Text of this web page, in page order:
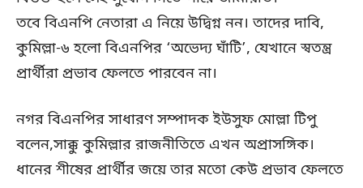
তবে বিএনপি নেতারা এ নিয়ে উদ্বিগ্ন নন। তাদের দাবি,
কুমিল্লা-৬ হলো বিএনপির ‘অভেদ্য ঘাঁটি’, যেখানে স্বতন্ত্র
প্রার্থীরা প্রভাব ফেলতে পারবেন না।
নগর বিএনপির সাধারণ সম্পাদক ইউসুফ মোল্লা টিপু
বলেন,সাক্কু কুমিল্লার রাজনীতিতে এখন অপ্রাসঙ্গিক।
ধানের শীষের প্রার্থীর জয়ে তার মতো কেউ প্রভাব ফেলতে